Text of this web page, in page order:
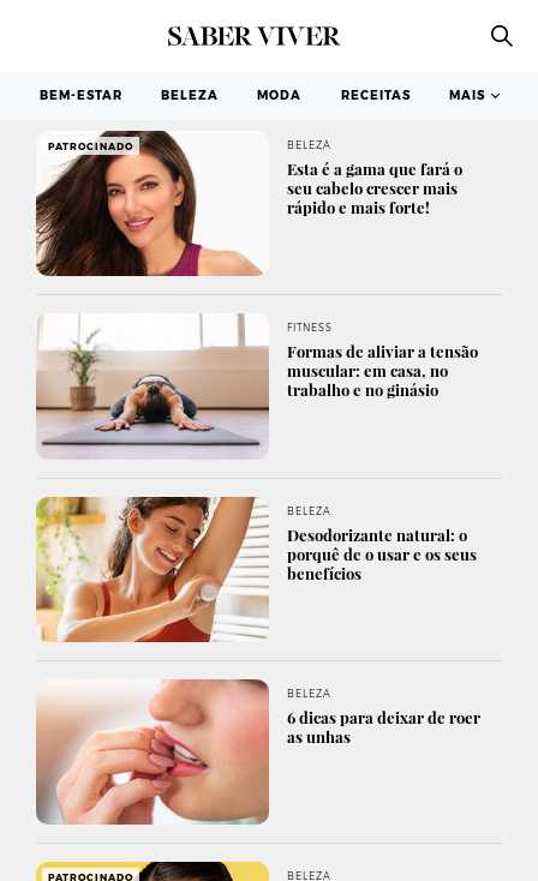
BEM-ESTAR BELEZA MODA RECEITAS MAIS
PATROCINADO BELEZA
Esta é a gama que fará o
seu cabelo crescer mais
rápido e mais forte!
FITNESS
Formas de aliviar a tensão
muscular: em casa, no
trabalho e no ginásio
BELEZA
Desodorizante natural: o
porquê de o usar e os seus
benefícios
BELEZA
6 dicas para deixar de roer
as unhas
PATROCINADO BELEZA